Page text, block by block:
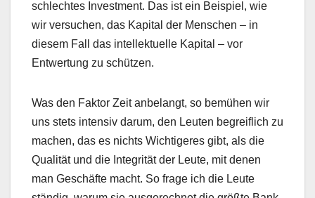
schlechtes Investment. Das ist ein Beispiel, wie
wir versuchen, das Kapital der Menschen – in
diesem Fall das intellektuelle Kapital – vor
Entwertung zu schützen.
Was den Faktor Zeit anbelangt, so bemühen wir
uns stets intensiv darum, den Leuten begreiflich zu
machen, das es nichts Wichtigeres gibt, als die
Qualität und die Integrität der Leute, mit denen
man Geschäfte macht. So frage ich die Leute